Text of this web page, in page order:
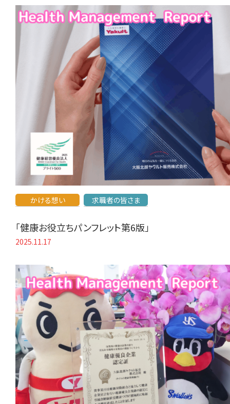
かける想い 求職者の皆さま
「健康お役立ちパンフレット第6版」
2025.11.17